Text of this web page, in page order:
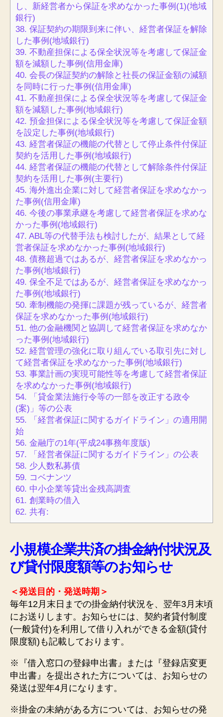
し、新経営者から保証を求めなかった事例(1)(地域
銀行)
38. 保証契約の期限到来に伴い、経営者保証を解除
した事例(地域銀行)
39. 不動産担保による保全状況等を考慮して保証金
額を減額した事例(信用金庫)
40. 会長の保証契約の解除と社長の保証金額の減額
を同時に行った事例(信用金庫)
41. 不動産担保による保全状況等を考慮して保証金
額を減額した事例(地域銀行)
42. 預金担保による保全状況等を考慮して保証金額
を設定した事例(地域銀行)
43. 経営者保証の機能の代替として停止条件付保証
契約を活用した事例(地域銀行)
44. 経営者保証の機能の代替として解除条件付保証
契約を活用した事例(主要行)
45. 海外進出企業に対して経営者保証を求めなかっ
た事例(信用金庫)
46. 今後の事業承継を考慮して経営者保証を求めな
かった事例(地域銀行)
47. ABL等の代替手法も検討したが、結果として経
営者保証を求めなかった事例(地域銀行)
48. 債務超過ではあるが、経営者保証を求めなかっ
た事例(地域銀行)
49. 保全不足ではあるが、経営者保証を求めなかっ
た事例(地域銀行)
50. 牽制機能の発揮に課題が残っているが、経営者
保証を求めなかった事例(地域銀行)
51. 他の金融機関と協調して経営者保証を求めなか
った事例(地域銀行)
52. 経営管理の強化に取り組んでいる取引先に対し
て経営者保証を求めなかった事例(地域銀行)
53. 事業計画の実現可能性等を考慮して経営者保証
を求めなかった事例(地域銀行)
54. 「貸金業法施行令等の一部を改正する政令
(案)」等の公表
55. 「経営者保証に関するガイドライン」の適用開
始
56. 金融庁の1年(平成24事務年度版)
57. 「経営者保証に関するガイドライン」の公表
58. 少人数私募債
59. コベナンツ
60. 中小企業等貸出金残高調査
61. 創業時の借入
62. 共有:
小規模企業共済の掛金納付状況及
び貸付限度額等のお知らせ
＜発送目的・発送時期＞
毎年12月末日までの掛金納付状況を、翌年3月末頃
にお送りします。お知らせには、契約者貸付制度
(一般貸付)を利用して借り入れができる金額(貸付
限度額)も記載しております。
※『借入窓口の登録申出書』または『登録店変更
申出書』を提出された方については、お知らせの
発送は翌年4月になります。
※掛金の未納がある方については、お知らせの発